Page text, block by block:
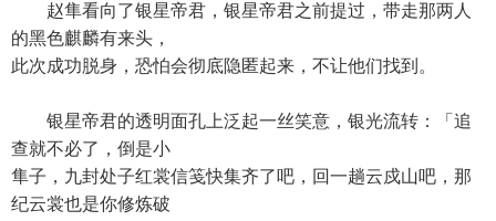
赵隼看向了银星帝君，银星帝君之前提过，带走那两人
的黑色麒麟有来头，
此次成功脱身，恐怕会彻底隐匿起来，不让他们找到。
银星帝君的透明面孔上泛起一丝笑意，银光流转：「追
查就不必了，倒是小
隼子，九封处子红裳信笺快集齐了吧，回一趟云戍山吧，那
纪云裳也是你修炼破